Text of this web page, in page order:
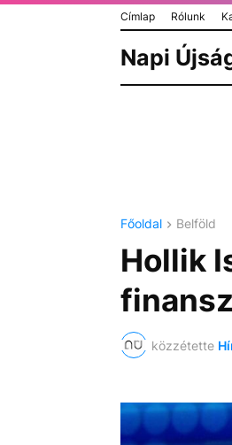
Címlap Rólunk
Napi
Főoldal Belföld
Hollik
közzétette